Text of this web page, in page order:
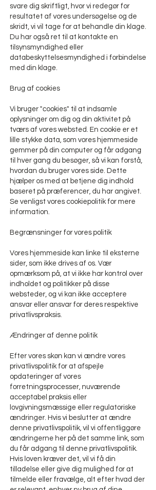
svare dig skriftligt, hvor vi redegør for
resultatet af vores undersøgelse og de
skridt, vi vil tage for at behandle din klage.
Du har også ret til at kontakte en
tilsynsmyndighed eller
databeskyttelsesmyndighed i forbindelse
med din klage.
Brug af cookies
Vi bruger "cookies" til at indsamle
oplysninger om dig og din aktivitet på
tværs af vores websted. En cookie er et
lille stykke data, som vores hjemmeside
gemmer på din computer og får adgang
til hver gang du besøger, så vi kan forstå,
hvordan du bruger vores side. Dette
hjælper os med at betjene dig indhold
baseret på præferencer, du har angivet.
Se venligst vores cookiepolitik for mere
information.
Begrænsninger for vores politik
Vores hjemmeside kan linke til eksterne
sider, som ikke drives af os. Vær
opmærksom på, at vi ikke har kontrol over
indholdet og politikker på disse
websteder, og vi kan ikke acceptere
ansvar eller ansvar for deres respektive
privatlivspraksis.
Ændringer af denne politik
Efter vores skøn kan vi ændre vores
privatlivspolitik for at afspejle
opdateringer af vores
forretningsprocesser, nuværende
acceptabel praksis eller
lovgivningsmæssige eller regulatoriske
ændringer. Hvis vi beslutter at ændre
denne privatlivspolitik, vil vi offentliggøre
ændringerne her på det samme link, som
du får adgang til denne privatlivspolitik.
Hvis loven kræver det, vil vi få din
tilladelse eller give dig mulighed for at
tilmelde eller fravælge, alt efter hvad der